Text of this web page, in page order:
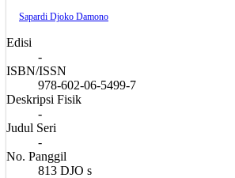
Sapardi Djoko Damono
Edisi
-
ISBN/ISSN
978-602-06-5499-7
Deskripsi Fisik
-
Judul Seri
-
No. Panggil
813 DJO s